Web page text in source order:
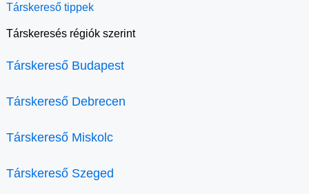
Társkereső tippek
Társkeresés régiók szerint
Társkereső Budapest
Társkereső Debrecen
Társkereső Miskolc
Társkereső Szeged